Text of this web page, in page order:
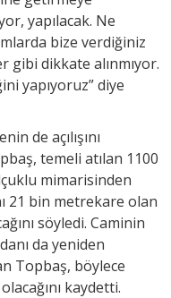
yapılacak. Ne
bize verdiğiniz
gibi dikkate alınmıyor.
yapıyoruz” diye
de açılışını
temeli atılan 1100
mimarisinden
21 bin metrekare olan
söyledi. Caminin
da yeniden
Topbaş, böylece
kaydetti.